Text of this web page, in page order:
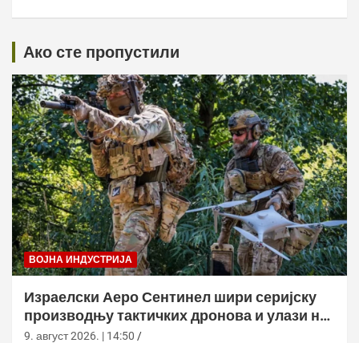
Ако сте пропустили
ВОЈНА ИНДУСТРИЈА
Израелски Аеро Сентинел шири серијску
производњу тактичких дронова и улази на
нова тржишта
9. август 2026. | 14:50